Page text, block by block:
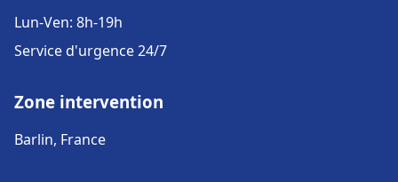
Lun-Ven: 8h-19h
Service d'urgence 24/7
Zone intervention
Barlin, France